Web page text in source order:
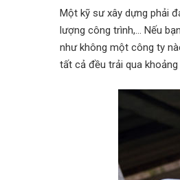
Một kỹ sư xây dựng phải
lượng công trình,... Nếu
như không một công ty
tất cả đều trải qua